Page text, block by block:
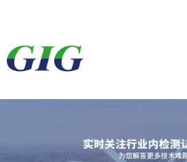
检测项目
客户案例